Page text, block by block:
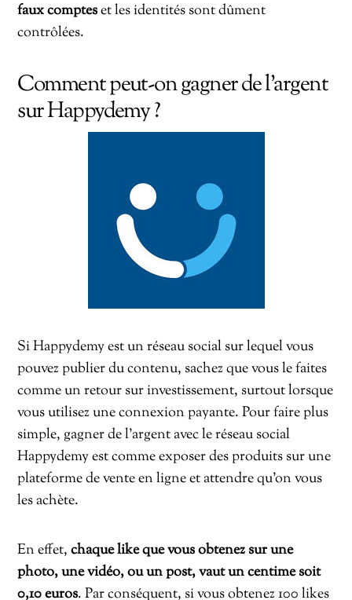
faux compteset les identités sont dûment
contrôlées.
Comment peut-on gagner de l’argent
sur Happydemy ?
Si Happydemy est un réseau social sur lequel vous
pouvez publier du contenu, sachez que vous le faites
comme un retour sur investissement, surtout lorsque
vous utilisez une connexion payante. Pour faire plus
simple, gagner de l’argent avec le réseau social
Happydemy est comme exposer des produits sur une
plateforme de vente en ligne et attendre qu’on vous
les achète.
En effet,chaque like que vous obtenez sur une
photo, une vidéo, ou un post, vaut un centime soit
0,10 euros. Par conséquent, si vous obtenez 100 likes